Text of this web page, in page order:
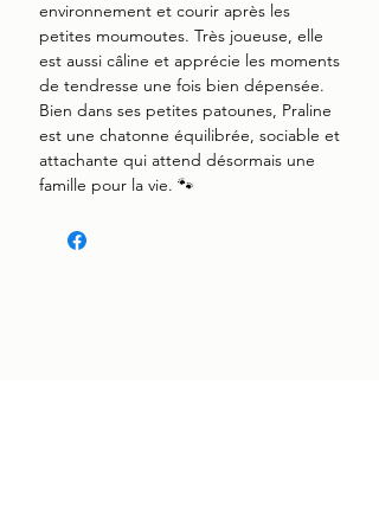
environnement et courir après les
petites moumoutes. Très joueuse, elle
est aussi câline et apprécie les moments
de tendresse une fois bien dépensée.
Bien dans ses petites patounes, Praline
est une chatonne équilibrée, sociable et
attachante qui attend désormais une
famille pour la vie. 🐾